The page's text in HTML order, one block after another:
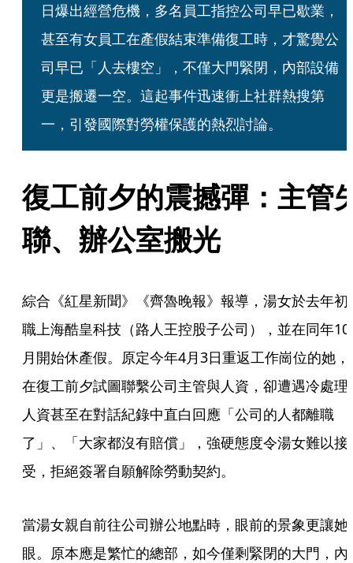
日爆出經營危機，多名員工指控公司早已歇業，
甚至有女員工在產假結束準備復工時，才驚覺公
司早已「人去樓空」，不僅大門緊閉，內部設備
更是搬遷一空。這起事件迅速衝上社群熱搜第
一，引發國際對勞權保護的熱烈討論。
復工前夕的震撼彈：主管
聯、辦公室搬光
綜合《紅星新聞》《齊魯晚報》報導，湯女於去年初
職上海酷皇科技（路人王控股子公司），並在同年10
月開始休產假。原定今年4月3日重返工作崗位的她，
在復工前夕試圖聯繫公司主管與人資，卻遭遇冷處理
人資甚至在對話紀錄中直白回應「公司的人都離職
了」、「大家都沒有賠償」，強硬態度令湯女難以接
受，拒絕簽署自願解除勞動契約。
當湯女親自前往公司辦公地點時，眼前的景象更讓她
眼。原本應是繁忙的總部，如今僅剩緊閉的大門，內